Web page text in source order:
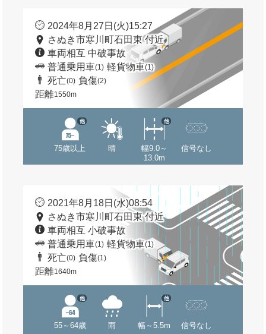
2024年8月27日(火)15:27
さぬき市寒川町石田東 付近
車両相互 中破事故
普通乗用車(1) 軽貨物車(1)
死亡(0) 負傷(2)
距離1550m
75歳以上
他
晴
幅9.0～
13.0m
他
信号なし
2021年8月18日(水)08:54
さぬき市寒川町石田東 付近
車両相互 小破事故
普通乗用車(1) 軽貨物車(1)
死亡(0) 負傷(1)
距離1640m
55～64歳
他
雨 幅～5.5m
他
信号なし